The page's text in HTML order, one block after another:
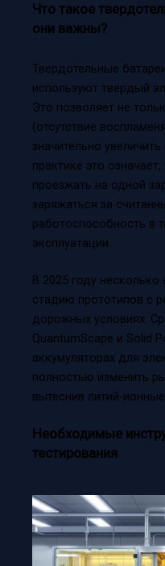
Что такое
они важны?
Твердотельные
используют твердый
Это позволяет не
(отсутствие
значительно
практике это
проезжать на одной
заряжаться за
работоспособность в
эксплуатации.
В 2025 году
стадию прототипов с
дорожных условиях.
QuantumScape и Solid
аккумуляторах для
полностью изменить
вытеснив литий-
Необходимые
тестирования